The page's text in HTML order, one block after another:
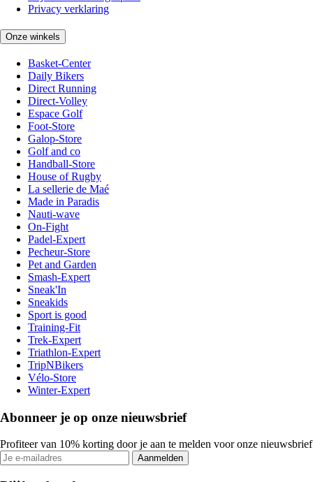
Privacy verklaring
Onze winkels
Basket-Center
Daily Bikers
Direct Running
Direct-Volley
Espace Golf
Foot-Store
Galop-Store
Golf and co
Handball-Store
House of Rugby
La sellerie de Maé
Made in Paradis
Nauti-wave
On-Fight
Padel-Expert
Pecheur-Store
Pet and Garden
Smash-Expert
Sneak'In
Sneakids
Sport is good
Training-Fit
Trek-Expert
Triathlon-Expert
TripNBikers
Vélo-Store
Winter-Expert
Abonneer je op onze nieuwsbrief
Profiteer van 10% korting door je aan te melden voor onze nieuwsbrief
Aanmelden